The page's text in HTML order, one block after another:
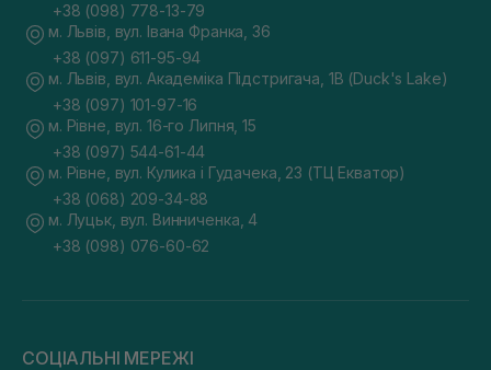
+38 (098) 778-13-79
м. Львів, вул. Івана Франка, 36
+38 (097) 611-95-94
м. Львів, вул. Академіка Підстригача, 1В (Duck's Lake)
+38 (097) 101-97-16
м. Рівне, вул. 16-го Липня, 15
+38 (097) 544-61-44
м. Рівне, вул. Кулика і Гудачека, 23 (ТЦ Екватор)
+38 (068) 209-34-88
м. Луцьк, вул. Винниченка, 4
+38 (098) 076-60-62
СОЦІАЛЬНІ МЕРЕЖІ